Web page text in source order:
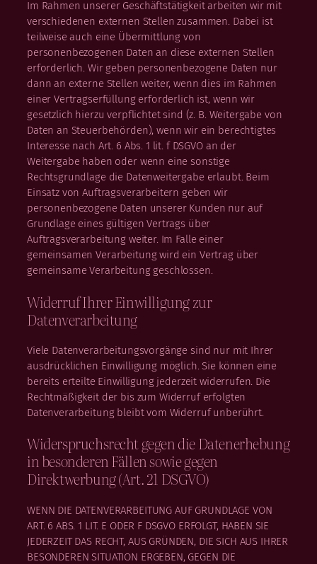
Im Rahmen unserer Geschäftstätigkeit arbeiten wir mit
verschiedenen externen Stellen zusammen. Dabei ist
teilweise auch eine Übermittlung von
personenbezogenen Daten an diese externen Stellen
erforderlich. Wir geben personenbezogene Daten nur
dann an externe Stellen weiter, wenn dies im Rahmen
einer Vertragserfüllung erforderlich ist, wenn wir
gesetzlich hierzu verpflichtet sind (z. B. Weitergabe von
Daten an Steuerbehörden), wenn wir ein berechtigtes
Interesse nach Art. 6 Abs. 1 lit. f DSGVO an der
Weitergabe haben oder wenn eine sonstige
Rechtsgrundlage die Datenweitergabe erlaubt. Beim
Einsatz von Auftragsverarbeitern geben wir
personenbezogene Daten unserer Kunden nur auf
Grundlage eines gültigen Vertrags über
Auftragsverarbeitung weiter. Im Falle einer
gemeinsamen Verarbeitung wird ein Vertrag über
gemeinsame Verarbeitung geschlossen.
Widerruf Ihrer Einwilligung zur
Datenverarbeitung
Viele Datenverarbeitungsvorgänge sind nur mit Ihrer
ausdrücklichen Einwilligung möglich. Sie können eine
bereits erteilte Einwilligung jederzeit widerrufen. Die
Rechtmäßigkeit der bis zum Widerruf erfolgten
Datenverarbeitung bleibt vom Widerruf unberührt.
Widerspruchsrecht gegen die Datenerhebung
in besonderen Fällen sowie gegen
Direktwerbung (Art. 21 DSGVO)
WENN DIE DATENVERARBEITUNG AUF GRUNDLAGE VON
ART. 6 ABS. 1 LIT. E ODER F DSGVO ERFOLGT, HABEN SIE
JEDERZEIT DAS RECHT, AUS GRÜNDEN, DIE SICH AUS IHRER
BESONDEREN SITUATION ERGEBEN, GEGEN DIE